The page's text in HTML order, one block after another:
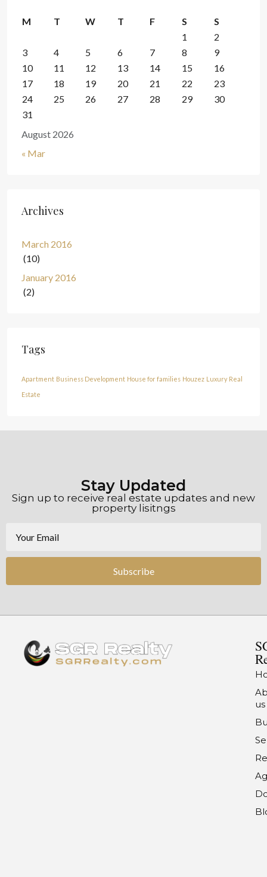
August 2026
M T W T F S
S
1
2
3
4 5 6 7 8
9
10
11 12 13 14 15
16
17
18 19 20 21 22
23
24
25 26 27 28 29
30
31
« Mar
Archives
March 2016
(10)
January 2016
(2)
Tags
Apartment Business Development House for families Houzez Luxury Real
Estate
Stay Updated
Sign up to receive real estate updates and new
property lisitngs
Subscribe
us